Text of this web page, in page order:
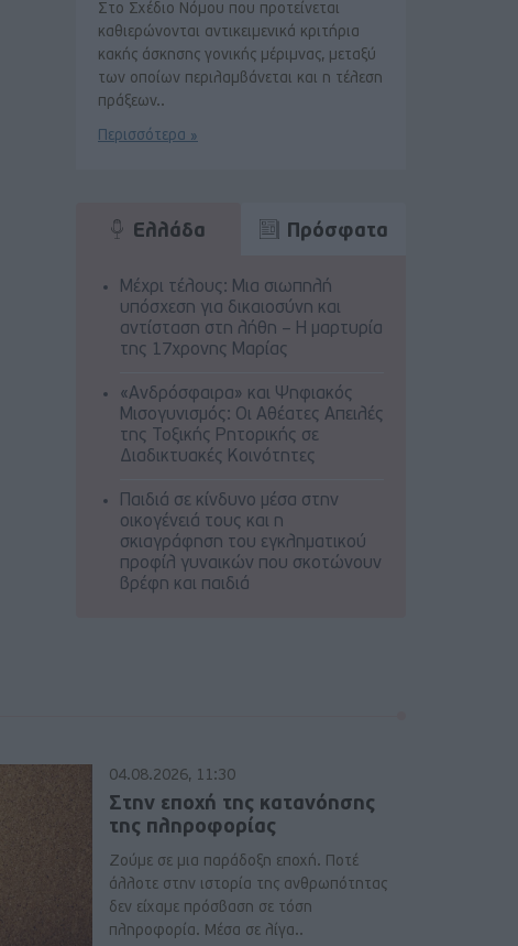
Στο Σχέδιο Νόμου που προτείνεται
καθιερώνονται αντικειμενικά κριτήρια
κακής άσκησης γονικής μέριμνας, μεταξύ
των οποίων περιλαμβάνεται και η τέλεση
πράξεων..
Περισσότερα »
Ελλάδα Πρόσφατα
Μέχρι τέλους: Μια σιωπηλή
υπόσχεση για δικαιοσύνη και
αντίσταση στη λήθη – Η μαρτυρία
της 17χρονης Μαρίας
«Ανδρόσφαιρα» και Ψηφιακός
Μισογυνισμός: Οι Αθέατες Απειλές
της Τοξικής Ρητορικής σε
Διαδικτυακές Κοινότητες
Παιδιά σε κίνδυνο μέσα στην
οικογένειά τους και η
σκιαγράφηση του εγκληματικού
προφίλ γυναικών που σκοτώνουν
βρέφη και παιδιά
04.08.2026, 11:30
Στην εποχή της κατανόησης
της πληροφορίας
Ζούμε σε μια παράδοξη εποχή. Ποτέ
άλλοτε στην ιστορία της ανθρωπότητας
δεν είχαμε πρόσβαση σε τόση
πληροφορία. Μέσα σε λίγα..